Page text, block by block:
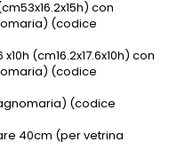
con
(codice
(cm16.2x17.6x10h) con
(codice
(codice
40cm (per vetrina